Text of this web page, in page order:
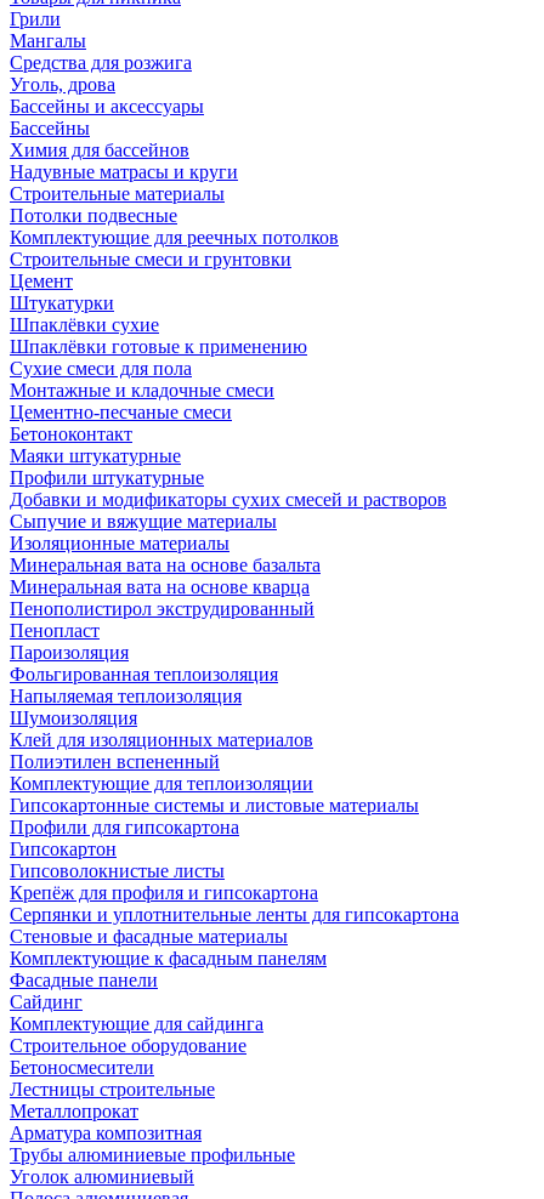
Грили
Мангалы
Средства для розжига
Уголь, дрова
Бассейны и аксессуары
Бассейны
Химия для бассейнов
Надувные матрасы и круги
Строительные материалы
Потолки подвесные
Комплектующие для реечных потолков
Строительные смеси и грунтовки
Цемент
Штукатурки
Шпаклёвки сухие
Шпаклёвки готовые к применению
Сухие смеси для пола
Монтажные и кладочные смеси
Цементно-песчаные смеси
Бетоноконтакт
Маяки штукатурные
Профили штукатурные
Добавки и модификаторы сухих смесей и растворов
Сыпучие и вяжущие материалы
Изоляционные материалы
Минеральная вата на основе базальта
Минеральная вата на основе кварца
Пенополистирол экструдированный
Пенопласт
Пароизоляция
Фольгированная теплоизоляция
Напыляемая теплоизоляция
Шумоизоляция
Клей для изоляционных материалов
Полиэтилен вспененный
Комплектующие для теплоизоляции
Гипсокартонные системы и листовые материалы
Профили для гипсокартона
Гипсокартон
Гипсоволокнистые листы
Крепёж для профиля и гипсокартона
Серпянки и уплотнительные ленты для гипсокартона
Стеновые и фасадные материалы
Комплектующие к фасадным панелям
Фасадные панели
Сайдинг
Комплектующие для сайдинга
Строительное оборудование
Бетоносмесители
Лестницы строительные
Металлопрокат
Арматура композитная
Трубы алюминиевые профильные
Уголок алюминиевый